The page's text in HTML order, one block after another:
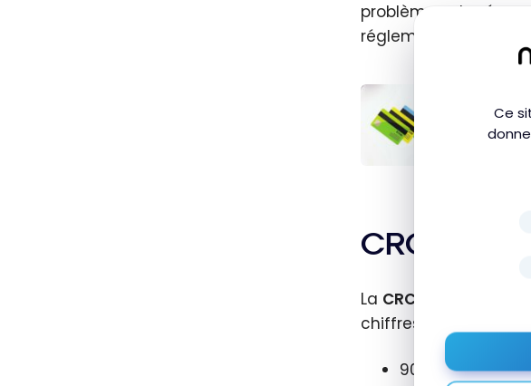
Ce
problèmes et
réglementation, des
souscripti
existent
au
existent
CRCC –
La CRCC
reconnaît
chiffres à l’appui :
90 % des